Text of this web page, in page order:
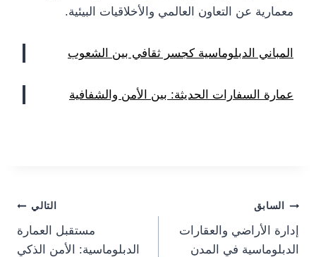
معمارية عن التعاون العالمي والأخلاقيات البيئية.
المباني الدبلوماسية كجسر ثقافي بين الشعوب
عمارة السفارات الحديثة: بين الأمن والشفافية
Post
navigation
السابق
إدارة الأراضي والعقارات
الدبلوماسية في المدن
التالي
مستقبل العمارة
الدبلوماسية: الأمن الذكي